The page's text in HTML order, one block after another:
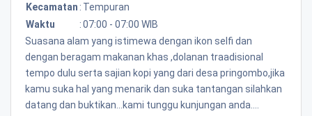
Kecamatan : Tempuran
Waktu
:07:00 - 07:00 WIB
Suasana alam yang istimewa dengan ikon selfi dan
dengan beragam makanan khas ,dolanan traadisional
tempo dulu serta sajian kopi yang dari desa pringombo,jika
kamu suka hal yang menarik dan suka tantangan silahkan
datang dan buktikan...kami tunggu kunjungan anda....